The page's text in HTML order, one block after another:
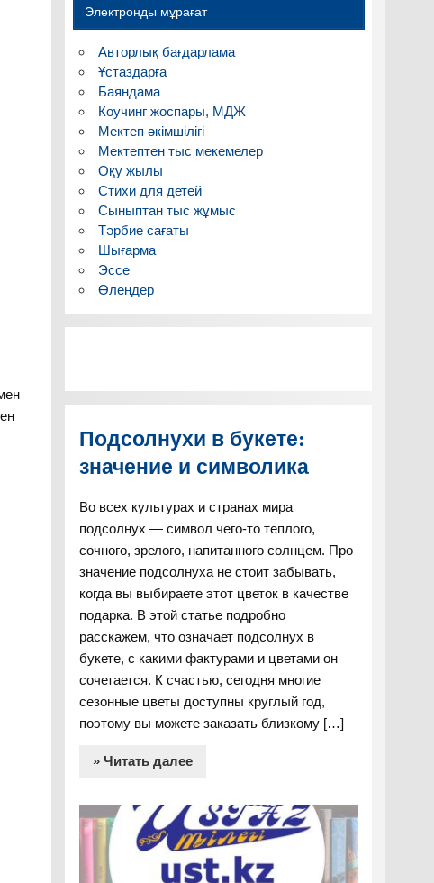
Электронды мұрағат
Авторлық бағдарлама
Ұстаздарға
Баяндама
Коучинг жоспары, МДЖ
Мектеп әкімшілігі
Мектептен тыс мекемелер
Оқу жылы
Стихи для детей
Сыныптан тыс жұмыс
Тәрбие сағаты
Шығарма
Эссе
Өлеңдер
Подсолнухи в букете:
значение и символика
Во всех культурах и странах мира
подсолнух — символ чего-то теплого,
сочного, зрелого, напитанного солнцем. Про
значение подсолнуха не стоит забывать,
когда вы выбираете этот цветок в качестве
подарка. В этой статье подробно
расскажем, что означает подсолнух в
букете, с какими фактурами и цветами он
сочетается. К счастью, сегодня многие
сезонные цветы доступны круглый год,
поэтому вы можете заказать близкому […]
» Читать далее